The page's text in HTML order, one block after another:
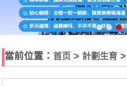
當前位置： 首页 > 計劃生育